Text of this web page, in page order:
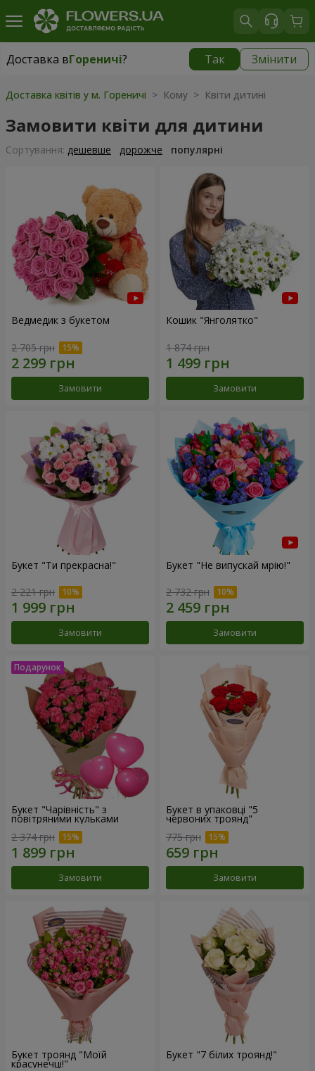
Доставка вГореничі? Так Змінити
Доставка вГореничі|
Доставка квітів у м. Гореничі > Кому > Квіти дитині
Замовити квіти для дитини
Сортування: дешевше дорожче популярні
Ведмедик з букетом
2 705 грн
Замовити
Кошик "Янголятко"
1 874 грн
Замовити
Букет "Ти прекрасна!"
2 221 грн
Замовити
Букет "Не випускай мрію!"
2 732 грн
Замовити
Букет "Чарівність" з
повітряними кульками
2 374 грн
Замовити
Букет в упаковці "5
червоних троянд"
775 грн
Замовити
Букет троянд "Моїй
красунечці!"
Букет "7 білих троянд!"